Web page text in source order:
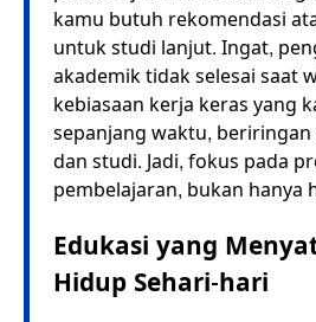
kamu butuh rekomendasi
untuk studi lanjut. Ingat,
akademik tidak selesai saat
kebiasaan kerja keras yang
sepanjang waktu,
dan studi. Jadi, fokus pada
pembelajaran, bukan hanya
Edukasi yang
Hidup Sehari-hari